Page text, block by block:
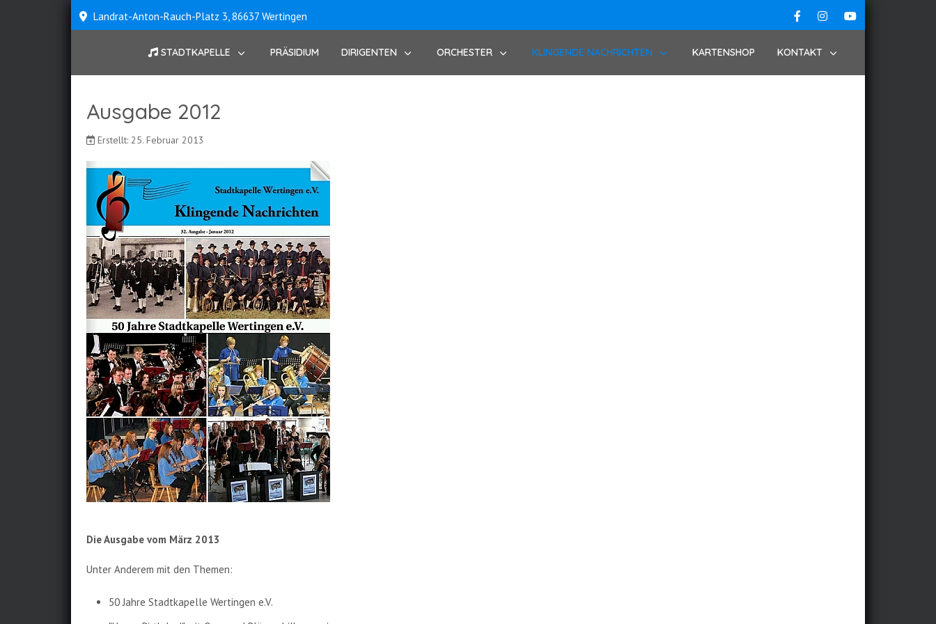
Landrat-Anton-Rauch-Platz 3, 86637 Wertingen
STADTKAPELLE PRÄSIDIUM DIRIGENTEN ORCHESTER KLINGENDE NACHRICHTEN KARTENSHOP KONTAKT
Ausgabe 2012
Erstellt: 25. Februar 2013
Die Ausgabe vom März 2013
Unter Anderem mit den Themen:
50 Jahre Stadtkapelle Wertingen e.V.